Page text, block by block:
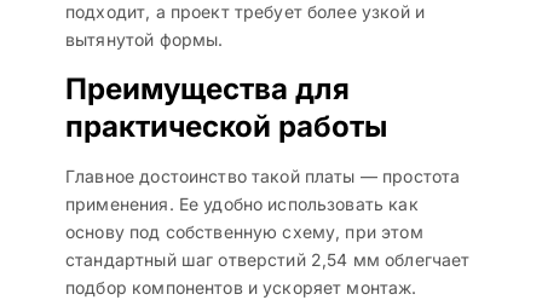
подходит, а проект требует более узкой и
вытянутой формы.
Преимущества для
практической работы
Главное достоинство такой платы — простота
применения. Ее удобно использовать как
основу под собственную схему, при этом
стандартный шаг отверстий 2,54 мм облегчает
подбор компонентов и ускоряет монтаж.